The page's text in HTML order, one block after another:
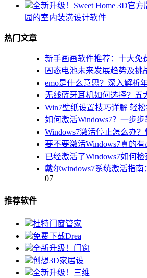
全新升级！Sweet Home 3D官
园的室内装潢设计软件
热门文章
新手画画软件推荐：十大免
固态电池未来发展趋势及挑
emo是什么意思？深入解析
无线蓝牙耳机如何选择？五
Win7壁纸设置技巧详解 轻
如何激活Windows7？一步
Windows7激活停止怎么办
要不要激活Windows7真的
已经激活了Windows7如何
戴尔windows7系统激活指
07
推荐软件
杜特门窗管家
免费下载Drea
全新升级！门窗
创想3D家居设
全新升级！三维